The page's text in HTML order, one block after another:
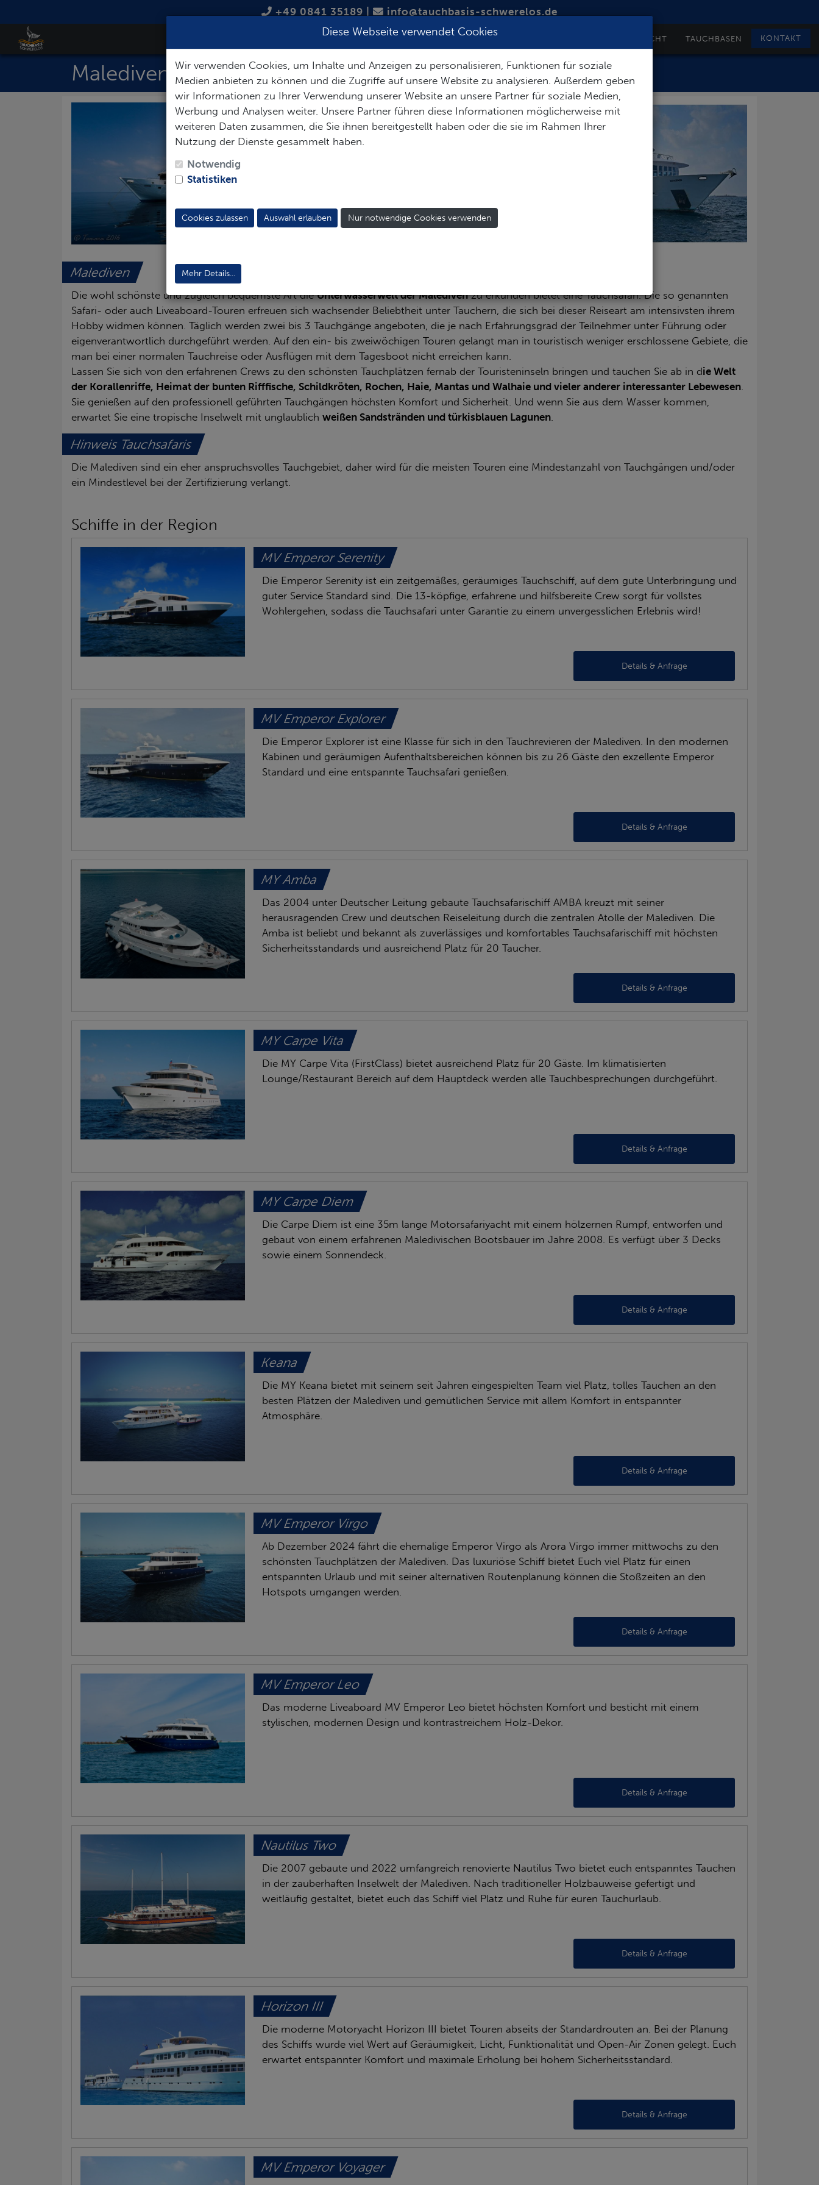
+49 0841 35189 info@tauchbasis-schwerelos.de
TAUCHSAFARI ÜBERSICHT TAUCHBASEN KONTAKT
Malediven
Malediven
Die wohl schönste und zugleich bequemste Art dieUnterwasserwelt der Maledivenzu erkunden bietet eine Tauchsafari. Die so genannten
Safari- oder auch Liveaboard-Touren erfreuen sich wachsender Beliebtheit unter Tauchern, die sich bei dieser Reiseart am intensivsten ihrem
Hobby widmen können. Täglich werden zwei bis 3 Tauchgänge angeboten, die je nach Erfahrungsgrad der Teilnehmer unter Führung oder
eigenverantwortlich durchgeführt werden. Auf den ein- bis zweiwöchigen Touren gelangt man in touristisch weniger erschlossene Gebiete, die
man bei einer normalen Tauchreise oder Ausflügen mit dem Tagesboot nicht erreichen kann.
Lassen Sie sich von den erfahrenen Crews zu den schönsten Tauchplätzen fernab der Touristeninseln bringen und tauchen Sie ab in die Welt
der Korallenriffe, Heimat der bunten Rifffische, Schildkröten, Rochen, Haie, Mantas und Walhaie und vieler anderer interessanter Lebewesen.
Sie genießen auf den professionell geführten Tauchgängen höchsten Komfort und Sicherheit. Und wenn Sie aus dem Wasser kommen,
erwartet Sie eine tropische Inselwelt mit unglaublich weißen Sandstränden und türkisblauen Lagunen.
Hinweis Tauchsafaris
Die Malediven sind ein eher anspruchsvolles Tauchgebiet, daher wird für die meisten Touren eine Mindestanzahl von Tauchgängen und/oder
ein Mindestlevel bei der Zertifizierung verlangt.
Schiffe in der Region
MV Emperor Serenity
Die Emperor Serenity ist ein zeitgemäßes, geräumiges Tauchschiff, auf dem gute Unterbringung und
guter Service Standard sind. Die 13-köpfige, erfahrene und hilfsbereite Crew sorgt für vollstes
Wohlergehen, sodass die Tauchsafari unter Garantie zu einem unvergesslichen Erlebnis wird!
Details & Anfrage
MV Emperor Explorer
Die Emperor Explorer ist eine Klasse für sich in den Tauchrevieren der Malediven. In den modernen
Kabinen und geräumigen Aufenthaltsbereichen können bis zu 26 Gäste den exzellente Emperor
Standard und eine entspannte Tauchsafari genießen.
Details & Anfrage
MY Amba
Das 2004 unter Deutscher Leitung gebaute Tauchsafarischiff AMBA kreuzt mit seiner
herausragenden Crew und deutschen Reiseleitung durch die zentralen Atolle der Malediven. Die
Amba ist beliebt und bekannt als zuverlässiges und komfortables Tauchsafarischiff mit höchsten
Sicherheitsstandards und ausreichend Platz für 20 Taucher.
Details & Anfrage
MY Carpe Vita
Die MY Carpe Vita (FirstClass) bietet ausreichend Platz für 20 Gäste. Im klimatisierten
Lounge/Restaurant Bereich auf dem Hauptdeck werden alle Tauchbesprechungen durchgeführt.
Details & Anfrage
MY Carpe Diem
Die Carpe Diem ist eine 35m lange Motorsafariyacht mit einem hölzernen Rumpf, entworfen und
gebaut von einem erfahrenen Maledivischen Bootsbauer im Jahre 2008. Es verfügt über 3 Decks
sowie einem Sonnendeck.
Details & Anfrage
Keana
Die MY Keana bietet mit seinem seit Jahren eingespielten Team viel Platz, tolles Tauchen an den
besten Plätzen der Malediven und gemütlichen Service mit allem Komfort in entspannter
Atmosphäre.
Details & Anfrage
MV Emperor Virgo
Ab Dezember 2024 fährt die ehemalige Emperor Virgo als Arora Virgo immer mittwochs zu den
schönsten Tauchplätzen der Malediven. Das luxuriöse Schiff bietet Euch viel Platz für einen
entspannten Urlaub und mit seiner alternativen Routenplanung können die Stoßzeiten an den
Hotspots umgangen werden.
Details & Anfrage
MV Emperor Leo
Das moderne Liveaboard MV Emperor Leo bietet höchsten Komfort und besticht mit einem
stylischen, modernen Design und kontrastreichem Holz-Dekor.
Details & Anfrage
Nautilus Two
Die 2007 gebaute und 2022 umfangreich renovierte Nautilus Two bietet euch entspanntes Tauchen
in der zauberhaften Inselwelt der Malediven. Nach traditioneller Holzbauweise gefertigt und
weitläufig gestaltet, bietet euch das Schiff viel Platz und Ruhe für euren Tauchurlaub.
Details & Anfrage
Horizon III
Die moderne Motoryacht Horizon III bietet Touren abseits der Standardrouten an. Bei der Planung
des Schiffs wurde viel Wert auf Geräumigkeit, Licht, Funktionalität und Open-Air Zonen gelegt. Euch
erwartet entspannter Komfort und maximale Erholung bei hohem Sicherheitsstandard.
Details & Anfrage
MV Emperor Voyager
Diese Webseite verwendet Cookies
Wir verwenden Cookies, um Inhalte und Anzeigen zu personalisieren, Funktionen für soziale
Medien anbieten zu können und die Zugriffe auf unsere Website zu analysieren. Außerdem geben
wir Informationen zu Ihrer Verwendung unserer Website an unsere Partner für soziale Medien,
Werbung und Analysen weiter. Unsere Partner führen diese Informationen möglicherweise mit
weiteren Daten zusammen, die Sie ihnen bereitgestellt haben oder die sie im Rahmen Ihrer
Nutzung der Dienste gesammelt haben.
Notwendig
Statistiken
Cookies zulassen Auswahl erlauben Nur notwendige Cookies verwenden
Mehr Details...